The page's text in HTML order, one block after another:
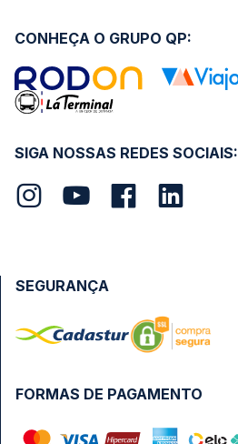
SIGA NOSSAS REDES SOCIAIS:
CONHEÇA O GRUPO QP:
FORMAS DE PAGAMENTO
SEGURANÇA